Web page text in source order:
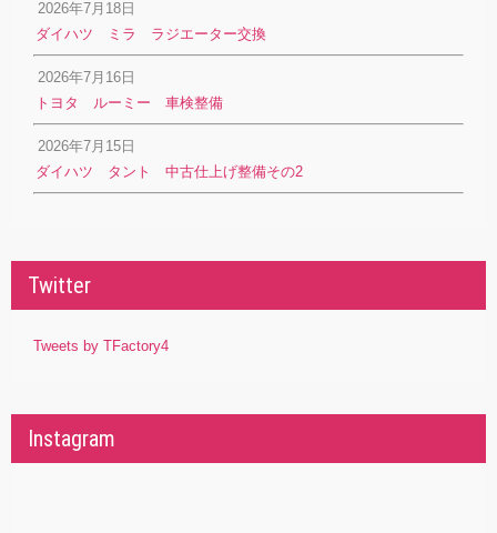
2026年7月18日
ダイハツ ミラ ラジエーター交換
2026年7月16日
トヨタ ルーミー 車検整備
2026年7月15日
ダイハツ タント 中古仕上げ整備その2
Twitter
Tweets by TFactory4
Instagram